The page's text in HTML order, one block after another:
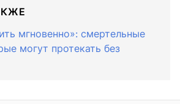
мгновенно»: смертельные
могут протекать без